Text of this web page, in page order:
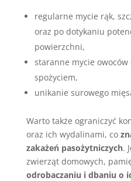
regularne mycie rąk,
oraz po dotykaniu
powierzchni,
staranne mycie
spożyciem,
unikanie surowego
Warto także ograniczyć
oraz ich wydalinami, co
zakażeń pasożytniczych.
zwierząt domowych,
odrobaczaniu i dbaniu o